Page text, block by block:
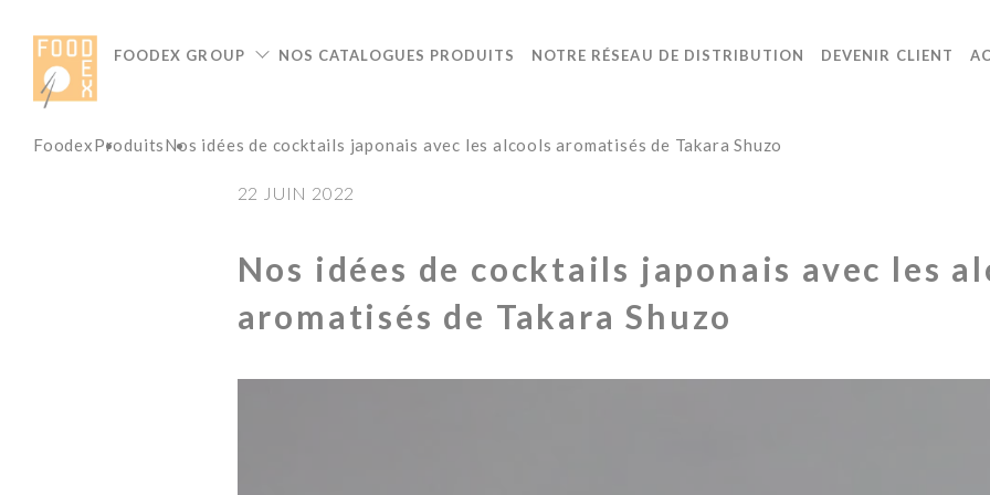
FOODEX GROUP NOS CATALOGUES PRODUITS NOTRE RÉSEAU DE DISTRIBUTION DEVENIR CLIENT
FoodexProduitsNos idées de cocktails japonais avec les alcools aromatisés de Takara Shuzo
22 JUIN 2022
Nos idées de cocktails japonais avec les
aromatisés de Takara Shuzo